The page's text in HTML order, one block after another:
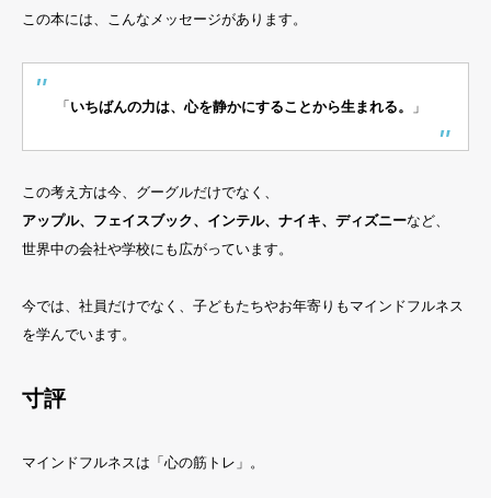
この本には、こんなメッセージがあります。
「 いちばんの力は、心を静かにすることから生まれる。 」
この考え方は今、グーグルだけでなく、
アップル、フェイスブック、インテル、ナイキ、ディズニーなど、
世界中の会社や学校にも広がっています。
今では、社員だけでなく、子どもたちやお年寄りもマインドフルネス
を学んでいます。
寸評
マインドフルネスは「心の筋トレ」。